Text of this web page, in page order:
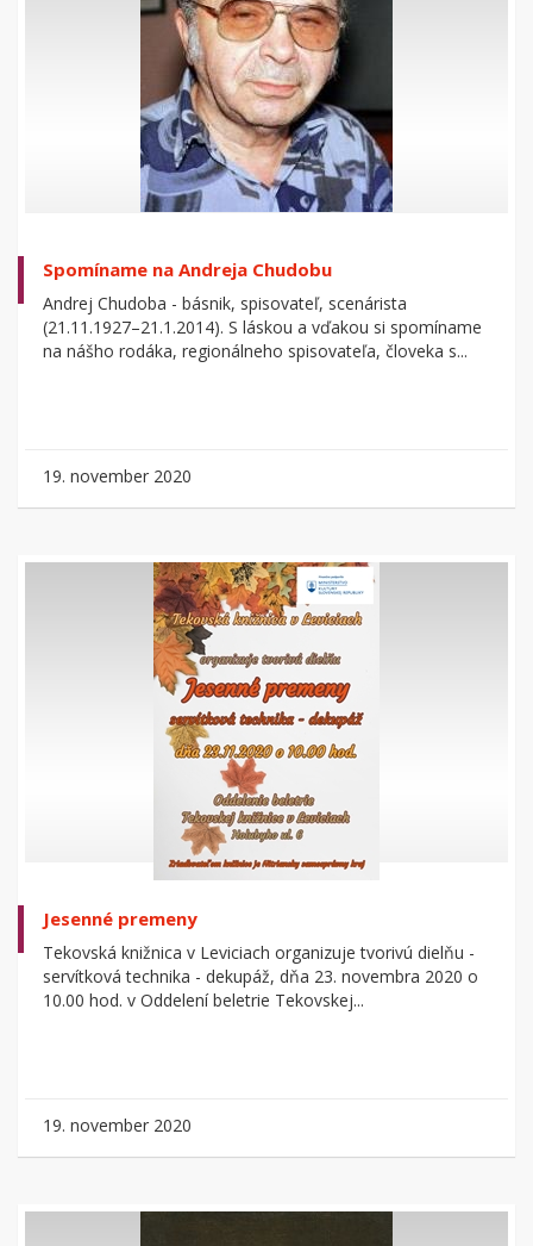
Spomíname na Andreja Chudobu
Andrej Chudoba - básnik, spisovateľ, scenárista
(21.11.1927–21.1.2014). S láskou a vďakou si spomíname
na nášho rodáka, regionálneho spisovateľa, človeka s...
19. november 2020
Jesenné premeny
Tekovská knižnica v Leviciach organizuje tvorivú dielňu -
servítková technika - dekupáž, dňa 23. novembra 2020 o
10.00 hod. v Oddelení beletrie Tekovskej...
19. november 2020